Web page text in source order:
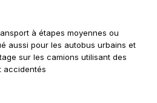
à étapes moyennes ou
aussi pour les autobus urbains et
sur les camions utilisant des
accidentés